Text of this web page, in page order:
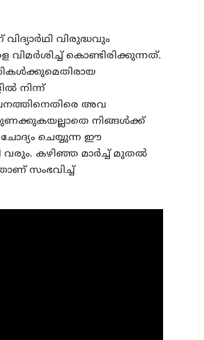
വിരുദ്ധവും
കൊണ്ടിരിക്കുന്നത്.
നിന്ന്
അവ
നിങ്ങള്‍ക്ക്
ചോദ്യം ചെയ്യുന്ന ഈ
വരും. കഴിഞ്ഞ മാര്‍ച്ച് മുതല്‍
സംഭവിച്ച്